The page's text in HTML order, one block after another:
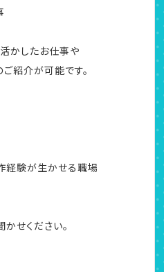
かしたお仕事や
紹介が可能です。
経験が生かせる職場
せください。